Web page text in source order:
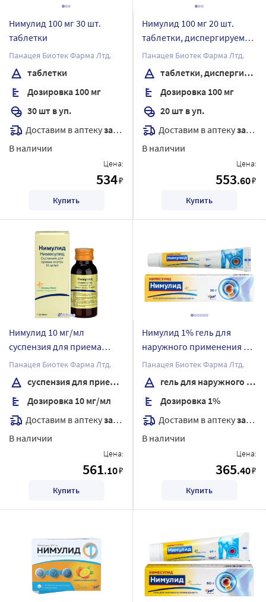
Нимулид 100 мг 30 шт.
таблетки
Панацея Биотек Фарма Лтд.
таблетки
Дозировка 100 мг
30 шт в уп.
Доставим в аптекузавтра
В наличии
Цена:
534₽
Купить
Нимулид 100 мг 20 шт.
таблетки, диспергируемые
в полости рта
Панацея Биотек Фарма Лтд.
таблетки, диспергируемые в полости рта
Дозировка 100 мг
20 шт в уп.
Доставим в аптекузавтра
В наличии
Цена:
553.60₽
Купить
Нимулид 10 мг/мл
суспензия для приема
внутрь 60 мл
Панацея Биотек Фарма Лтд.
суспензия для приема внутрь
Дозировка 10 мг/мл
Доставим в аптекузавтра
В наличии
Цена:
561.10₽
Купить
Нимулид 1% гель для
наружного применения 30
гр
Панацея Биотек Фарма Лтд.
гель для наружного применения
Дозировка 1%
Доставим в аптекузавтра
В наличии
Цена:
365.40₽
Купить